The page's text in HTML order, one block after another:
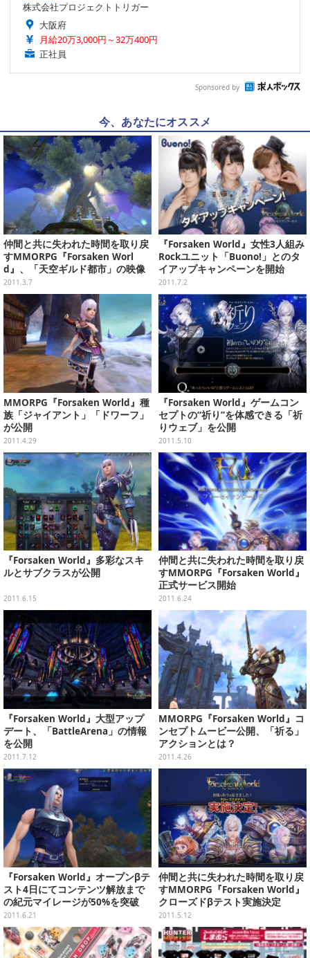
株式会社プロジェクトトリガー
大阪府
月給20万3,000円～32万400円
正社員
Sponsored by
今、あなたにオススメ
仲間と共に失われた時間を取り戻
すMMORPG『Forsaken Worl
d』、「天空ギルド都市」の映像
が公開
2011.3.7
『Forsaken World』女性3人組み
Rockユニット「Buono!」とのタ
イアップキャンペーンを開始
2011.7.2
MMORPG『Forsaken World』種
族「ジャイアント」「ドワーフ」
が公開
2011.4.29
『Forsaken World』ゲームコン
セプトの“祈り”を体感できる「祈
りウェブ」を公開
2011.5.10
『Forsaken World』多彩なスキ
ルとサブクラスが公開
2011.6.15
仲間と共に失われた時間を取り戻
すMMORPG『Forsaken World』
正式サービス開始
2011.6.24
『Forsaken World』大型アップ
デート、「BattleArena」の情報
を公開
2011.7.12
MMORPG『Forsaken World』コ
ンセプトムービー公開、「祈る」
アクションとは？
2011.4.26
『Forsaken World』オープンβテ
スト4日にてコンテンツ解放まで
の紀元マイレージが50%を突破
2011.6.21
仲間と共に失われた時間を取り戻
すMMORPG『Forsaken World』
クローズドβテスト実施決定
2011.5.12